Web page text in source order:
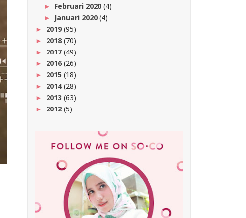
► Februari 2020 (4)
► Januari 2020 (4)
► 2019(95)
► 2018 (70)
► 2017 (49)
► 2016(26)
► 2015 (18)
► 2014(28)
► 2013 (63)
► 2012 (5)